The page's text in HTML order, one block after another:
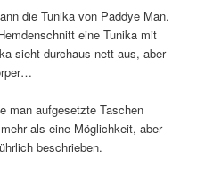
die Tunika von Paddye Man.
eine Tunika mit
sieht durchaus nett aus, aber
man aufgesetzte Taschen
als eine Möglichkeit, aber
beschrieben.